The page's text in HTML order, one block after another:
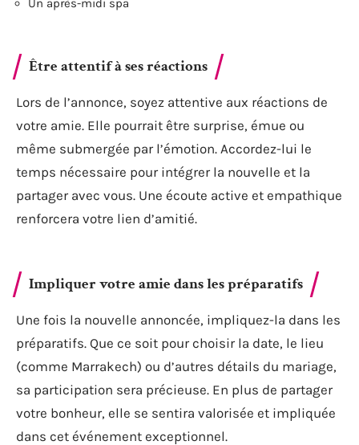
Être attentif à ses réactions
Lors de l’annonce, soyez attentive aux réactions de
votre amie. Elle pourrait être surprise, émue ou
même submergée par l’émotion. Accordez-lui le
temps nécessaire pour intégrer la nouvelle et la
partager avec vous. Une écoute active et empathique
renforcera votre lien d’amitié.
Impliquer votre amie dans les préparatifs
Une fois la nouvelle annoncée, impliquez-la dans les
préparatifs. Que ce soit pour choisir la date, le lieu
(comme Marrakech) ou d’autres détails du mariage,
sa participation sera précieuse. En plus de partager
votre bonheur, elle se sentira valorisée et impliquée
dans cet événement exceptionnel.